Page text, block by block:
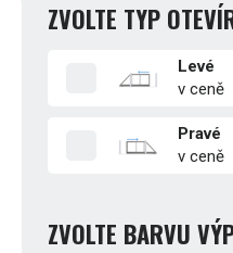
ZVOLTE TYP
Levé
v ceně
Pravé
v ceně
ZVOLTE BARVU